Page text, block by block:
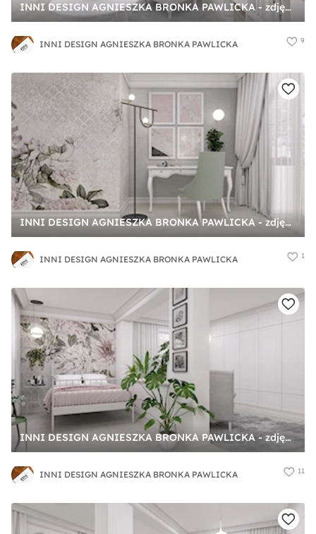
INNI DESIGN AGNIESZKA BRONKA PAWLICKA - zdjęcie od INNI DESIGN AGNIESZKA BRONKA PAWLICKA
INNI DESIGN AGNIESZKA BRONKA PAWLICKA 9
INNI DESIGN AGNIESZKA BRONKA PAWLICKA - zdjęcie od INNI DESIGN AGNIESZKA BRONKA PAWLICKA
INNI DESIGN AGNIESZKA BRONKA PAWLICKA 1
INNI DESIGN AGNIESZKA BRONKA PAWLICKA - zdjęcie od INNI DESIGN AGNIESZKA BRONKA PAWLICKA
INNI DESIGN AGNIESZKA BRONKA PAWLICKA 11